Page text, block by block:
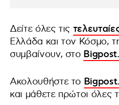
Δείτε όλες τις
Ελλάδα και τον Κόσμο,
συμβαίνουν, στο
Ακολουθήστε το
και μάθετε πρώτοι όλες